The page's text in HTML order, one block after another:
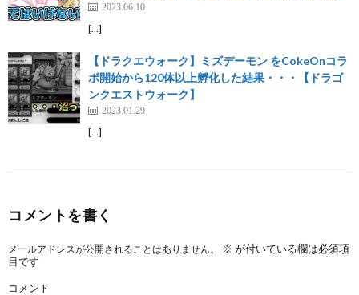
2023.06.10
[…]
【ドラクエウォーク】ミズデーモン をCokeOnコラ
ボ開始から120体以上孵化した結果・・・【ドラゴ
ンクエストウォーク】
2023.01.29
[…]
コメントを書く
メールアドレスが公開されることはありません。 ※ が付いている欄は必須項
目です
コメント